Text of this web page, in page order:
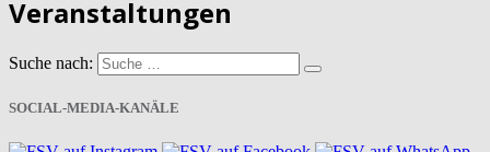
Veranstaltungen
Suche nach:
SOCIAL-MEDIA-KANÄLE